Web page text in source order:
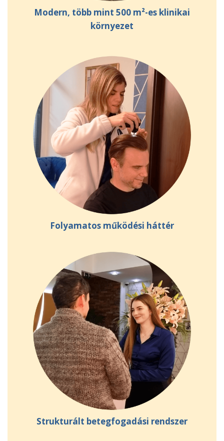
Modern, több mint 500 m²-es klinikai
környezet
Folyamatos működési háttér
Strukturált betegfogadási rendszer